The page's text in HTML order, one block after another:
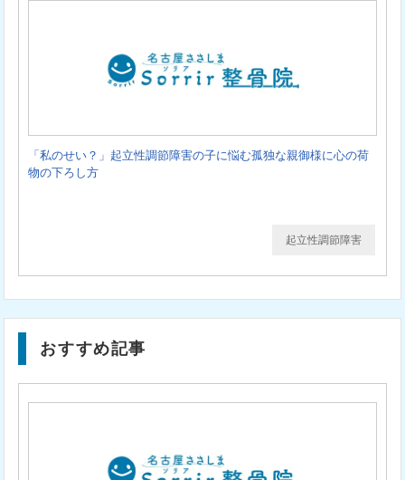
「私のせい？」起立性調節障害の子に悩む孤独な親御様に心の荷
物の下ろし方
起立性調節障害
おすすめ記事